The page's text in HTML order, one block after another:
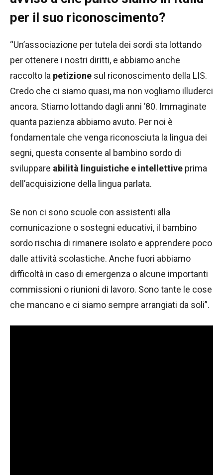
per il suo riconoscimento?
“Un’associazione per tutela dei sordi sta lottando
per ottenere i nostri diritti, e abbiamo anche
raccolto la petizione sul riconoscimento della LIS.
Credo che ci siamo quasi, ma non vogliamo illuderci
ancora. Stiamo lottando dagli anni ’80. Immaginate
quanta pazienza abbiamo avuto. Per noi è
fondamentale che venga riconosciuta la lingua dei
segni, questa consente al bambino sordo di
sviluppare abilità linguistiche e intellettive prima
dell’acquisizione della lingua parlata.
Se non ci sono scuole con assistenti alla
comunicazione o sostegni educativi, il bambino
sordo rischia di rimanere isolato e apprendere poco
dalle attività scolastiche. Anche fuori abbiamo
difficoltà in caso di emergenza o alcune importanti
commissioni o riunioni di lavoro. Sono tante le cose
che mancano e ci siamo sempre arrangiati da soli”.